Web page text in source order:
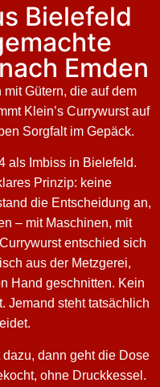
Bielefeld
Emden
Gütern, die auf dem
Klein’s Currywurst auf
Sorgfalt im Gepäck.
als Imbiss in Bielefeld.
Prinzip: keine
die Entscheidung an,
– mit Maschinen, mit
entschied sich
aus der Metzgerei,
Hand geschnitten. Kein
Jemand steht tatsächlich
dann geht die Dose
ohne Druckkessel.